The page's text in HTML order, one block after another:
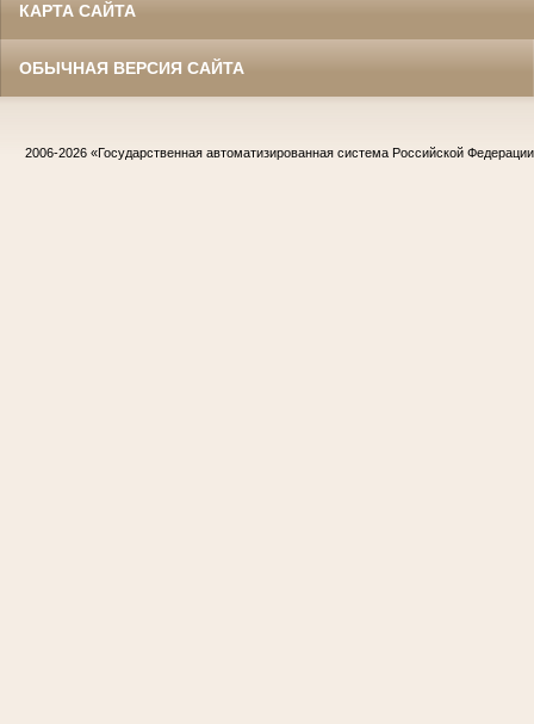
КАРТА САЙТА
ОБЫЧНАЯ ВЕРСИЯ САЙТА
2006-2026 «Государственная автоматизированная система Российской